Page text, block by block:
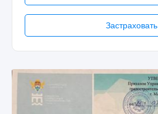
Застраховать